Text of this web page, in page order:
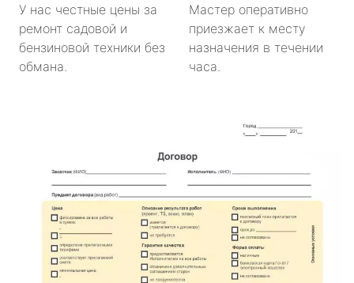
У нас честные цены за
ремонт садовой и
бензиновой техники без
обмана.
Мастер оперативно
приезжает к месту
назначения в течении
часа.